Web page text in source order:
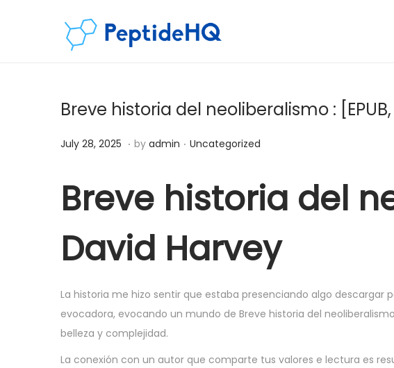
Breve historia del neoliberalismo : [EPUB,
Posted on
July 28, 2025 D
e
b
e
7
,
2
0
. by admin . Posted in
Uncategorized
Breve historia del
David Harvey
La historia me hizo sentir que estaba presenciando algo descargar
evocadora, evocando un mundo de Breve historia del
belleza y complejidad.
La conexión con un autor que comparte tus valores e lectura es